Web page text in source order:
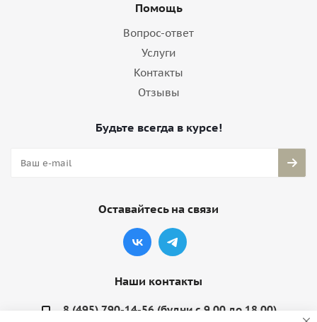
Помощь
Вопрос-ответ
Услуги
Контакты
Отзывы
Будьте всегда в курсе!
Оставайтесь на связи
Наши контакты
8 (495) 790-14-56 (будни с 9.00 до 18.00)